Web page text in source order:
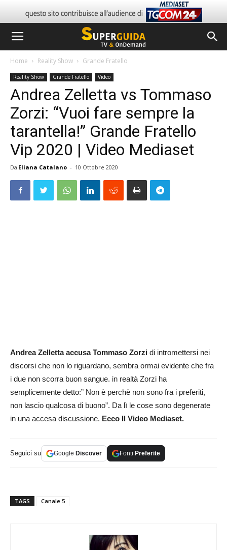
Home Reality Show Grande Fratello
Reality Show Grande Fratello Video
Andrea Zelletta vs Tommaso
Zorzi: “Vuoi fare sempre la
tarantella!” Grande Fratello
Vip 2020 | Video Mediaset
Da Eliana Catalano - 10 Ottobre 2020
Andrea Zelletta accusa Tommaso Zorzi di intromettersi nei
discorsi che non lo riguardano, sembra ormai evidente che fra
i due non scorra buon sangue. in realtà Zorzi ha
semplicemente detto:” Non è perchè non sono fra i preferiti,
non lascio qualcosa di buono”. Da lì le cose sono degenerate
in una accesa discussione. Ecco Il Video Mediaset.
Seguici su Google Discover Fonti Preferite
TAGS Canale 5